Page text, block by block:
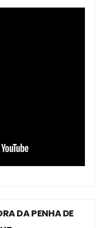
DA PENHA DE